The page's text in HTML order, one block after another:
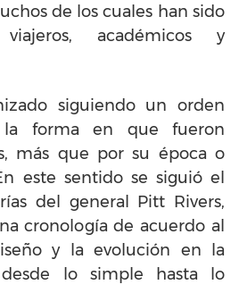
de los cuales han sido
académicos y
siguiendo un orden
la forma en que fueron
más que por su época o
este sentido se siguió el
del general Pitt Rivers,
cronología de acuerdo al
y la evolución en la
lo simple hasta lo